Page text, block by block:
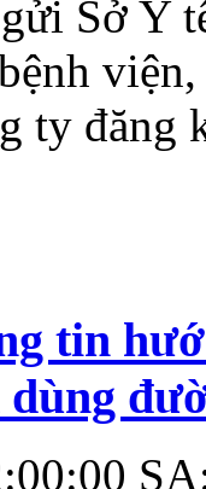
Sở Y
ty đăng
tin